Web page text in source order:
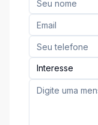
Interesse